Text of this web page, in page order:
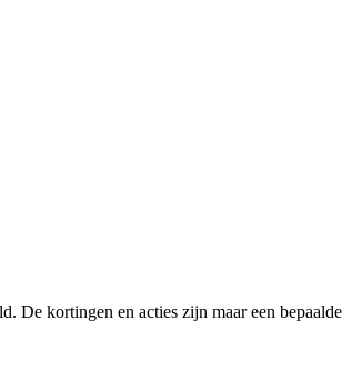
De kortingen en acties zijn maar een